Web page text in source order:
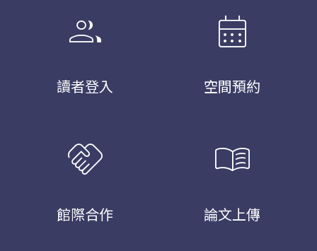
group
讀者登入
calendar_month
空間預約
handshake
館際合作
menu_book
論文上傳